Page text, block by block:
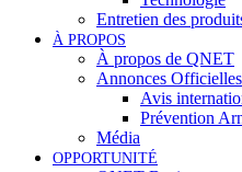
Entretien des
À PROPOS
À propos de QNET
Annonces Officielles
Avis
Prévention
Média
OPPORTUNITÉ